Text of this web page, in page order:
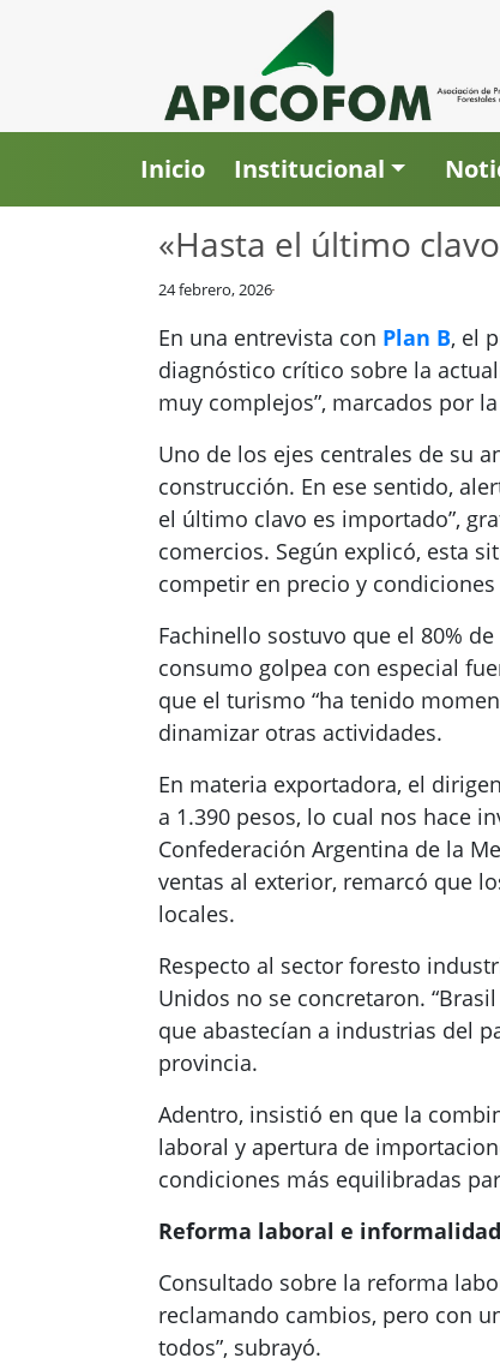
Inicio Institucional
«Hasta el último
24 febrero, 2026
En una entrevista con Plan B, el
diagnóstico crítico sobre la
muy complejos”, marcados por
Uno de los ejes centrales de su
construcción. En ese sentido,
el último clavo es importado”,
comercios. Según explicó, esta
competir en precio y
Fachinello sostuvo que el 80%
consumo golpea con especial
que el turismo “ha tenido
dinamizar otras actividades.
En materia exportadora, el
a 1.390 pesos, lo cual nos hace
Confederación Argentina de la
ventas al exterior, remarcó que
locales.
Respecto al sector foresto
Unidos no se concretaron.
que abastecían a industrias del
provincia.
Adentro, insistió en que la
laboral y apertura de
condiciones más equilibradas
Reforma laboral e informalidad
Consultado sobre la reforma
reclamando cambios, pero con
todos”, subrayó.